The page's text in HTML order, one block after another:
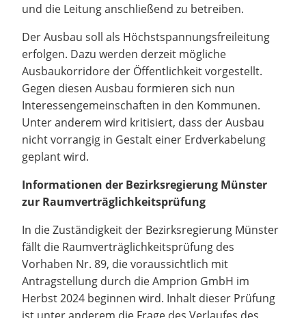
und die Leitung anschließend zu betreiben.
Der Ausbau soll als Höchstspannungsfreileitung
erfolgen. Dazu werden derzeit mögliche
Ausbaukorridore der Öffentlichkeit vorgestellt.
Gegen diesen Ausbau formieren sich nun
Interessengemeinschaften in den Kommunen.
Unter anderem wird kritisiert, dass der Ausbau
nicht vorrangig in Gestalt einer Erdverkabelung
geplant wird.
Informationen der Bezirksregierung Münster
zur Raumverträglichkeitsprüfung
In die Zuständigkeit der Bezirksregierung Münster
fällt die Raumverträglichkeitsprüfung des
Vorhaben Nr. 89, die voraussichtlich mit
Antragstellung durch die Amprion GmbH im
Herbst 2024 beginnen wird. Inhalt dieser Prüfung
ist unter anderem die Frage des Verlaufes des